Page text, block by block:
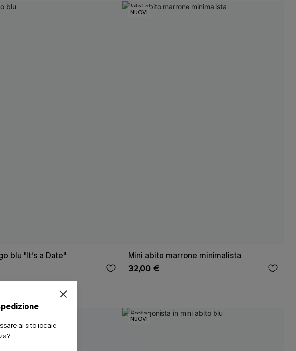
blu "It's a Date"
NUOVI
Mini abito marrone minimalista
32,00 €
NUOVI
al sito locale
SENZA MINIMO D'ORDINE
SCONTO SU 2 O PIÙ ARTICOLI